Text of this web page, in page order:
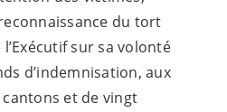
du tort
sur sa volonté
d’indemnisation, aux
et de vingt